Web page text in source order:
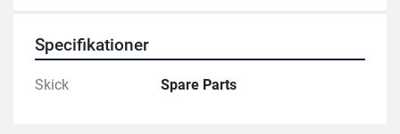
Specifikationer
Skick Spare Parts